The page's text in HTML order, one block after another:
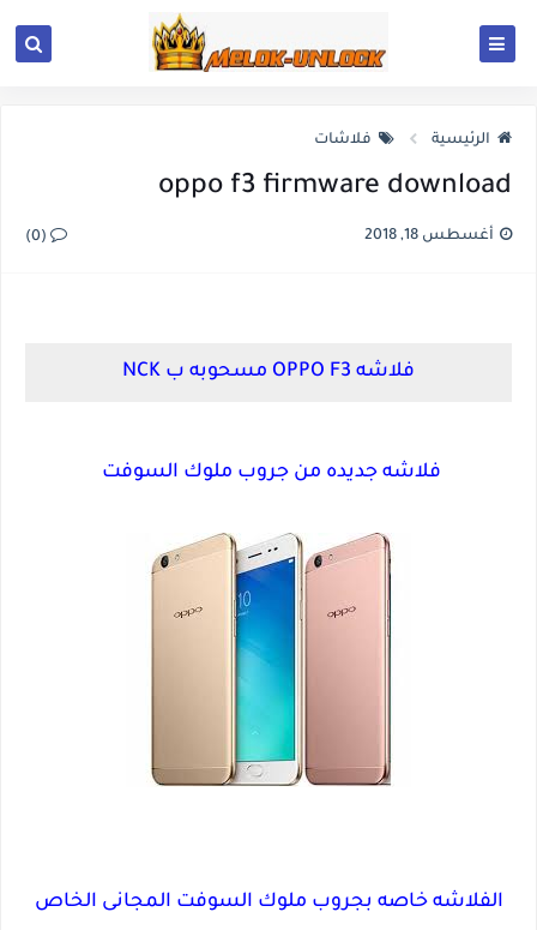
الرئيسية فلاشات
oppo f3 firmware download
أغسطس 18, 2018 (0)
فلاشه OPPO F3 مسحوبه ب NCK
فلاشه جديده من جروب ملوك السوفت
الفلاشه خاصه بجروب ملوك السوفت المجانى الخاص